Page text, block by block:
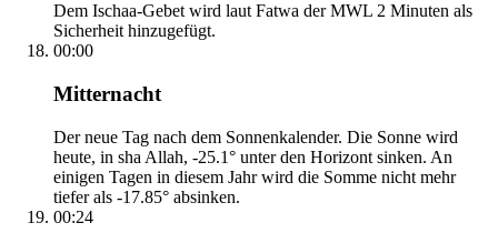
Dem Ischaa-Gebet wird laut Fatwa der MWL 2 Minuten als
Sicherheit hinzugefügt.
00:00
Mitternacht
Der neue Tag nach dem Sonnenkalender. Die Sonne wird
heute, in sha Allah, -25.1° unter den Horizont sinken. An
einigen Tagen in diesem Jahr wird die Somme nicht mehr
tiefer als -17.85° absinken.
00:24